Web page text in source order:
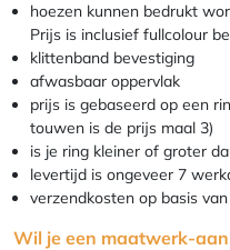
hoezen kunnen bedrukt
Prijs is inclusief fullcolour
klittenband bevestiging
afwasbaar oppervlak
prijs is gebaseerd op een
touwen is de prijs maal 3)
is je ring kleiner of groter
levertijd is ongeveer 7
verzendkosten op basis
Wil je een maatwerk-